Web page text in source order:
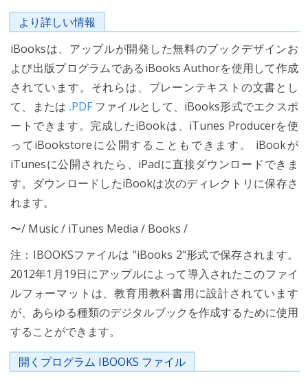
より詳しい情報
iBooksは、アップルが開発した無料のブックデザインお
よび出版プログラムであるiBooks Authorを使用して作成
されています。それらは、プレーンテキストの文書とし
て、または .PDFファイルとして、iBooks形式でエクスポ
ートできます。完成したiBookは、iTunes Producerを使
ってiBookstoreに公開することもできます。 iBookが
iTunesに公開されたら、iPadに直接ダウンロードできま
す。ダウンロードしたiBookは次のディレクトリに保存さ
れます。
〜/ Music / iTunes Media / Books /
注：IBOOKSファイルは "iBooks 2"形式で保存されます。
2012年1月19日にアップルによって導入されたこのファイ
ルフォーマットは、教育用教科書用に設計されています
が、あらゆる種類のデジタルブックを作成するために使用
することができます。
開くプログラム IBOOKS ファイル